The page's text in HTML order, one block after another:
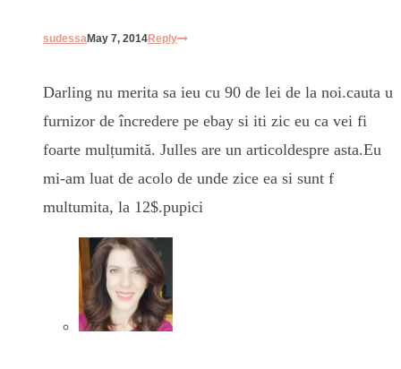
sudessaMay 7, 2014Reply
Darling nu merita sa ieu cu 90 de lei de la noi.cauta u
furnizor de încredere pe ebay si iti zic eu ca vei fi
foarte mulțumită. Julles are un articoldespre asta.Eu
mi-am luat de acolo de unde zice ea si sunt f
multumita, la 12$.pupici